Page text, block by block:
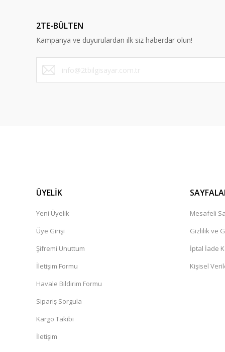
Ürün bilgilerinde hatalar bulunuyor.
Ürün fiyatı diğer sitelerden daha pahalı.
Bu ürüne benzer farklı alternatifler olmalı.
2TE-BÜLTEN
Kampanya ve duyurulardan ilk siz haberdar olun!
ÜYELİK
Yeni Üyelik
Üye Girişi
Şifremi Unuttum
İletişim Formu
Havale Bildirim Formu
Sipariş Sorgula
Kargo Takibi
İletişim
Mesafeli
Gizlilik ve
İptal İade
Kişisel